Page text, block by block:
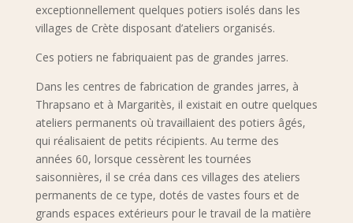
exceptionnellement quelques potiers isolés dans les
villages de Crète disposant d’ateliers organisés.
Ces potiers ne fabriquaient pas de grandes jarres.
Dans les centres de fabrication de grandes jarres, à
Thrapsano et à Margaritès, il existait en outre quelques
ateliers permanents où travaillaient des potiers âgés,
qui réalisaient de petits récipients. Au terme des
années 60, lorsque cessèrent les tournées
saisonnières, il se créa dans ces villages des ateliers
permanents de ce type, dotés de vastes fours et de
grands espaces extérieurs pour le travail de la matière